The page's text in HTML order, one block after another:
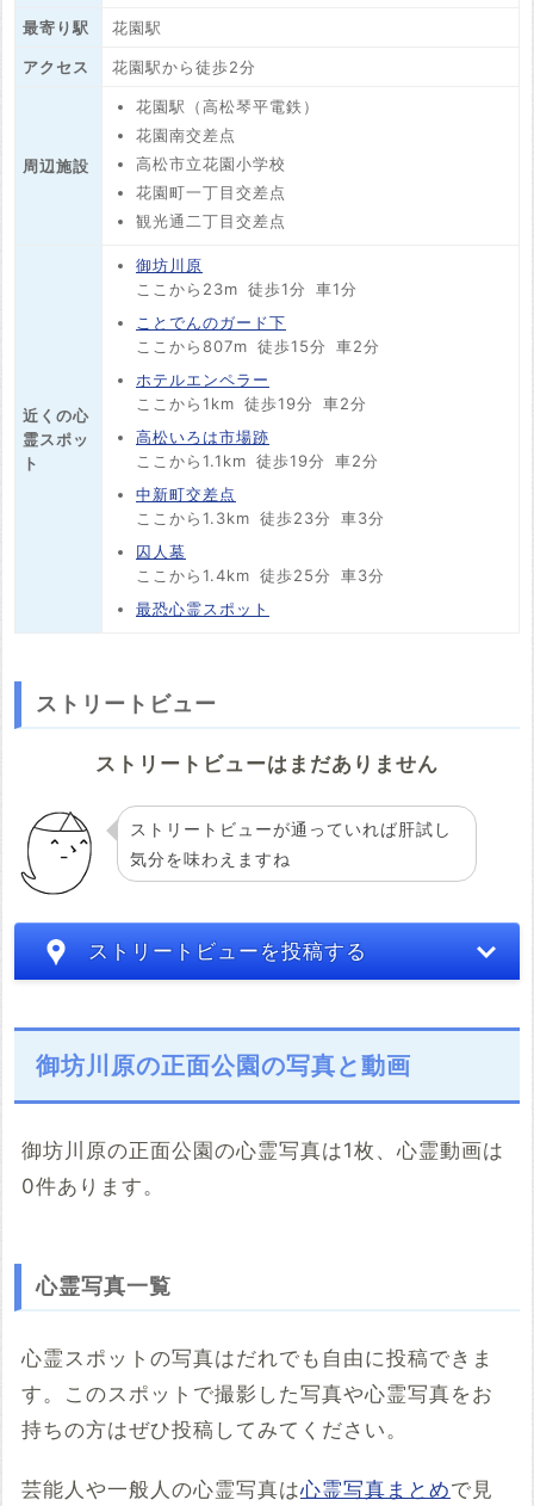
最寄り駅 花園駅
アクセス 花園駅から徒歩2分
周辺施設
花園駅（高松琴平電鉄）
花園南交差点
高松市立花園小学校
花園町一丁目交差点
観光通二丁目交差点
近くの心
霊スポッ
ト
御坊川原
ここから23m 徒歩1分
車1分
ことでんのガード下
ここから807m 徒歩15分
車2分
ホテルエンペラー
ここから1km 徒歩19分
車2分
高松いろは市場跡
ここから1.1km 徒歩19分
車2分
中新町交差点
ここから1.3km 徒歩23分
車3分
囚人墓
ここから1.4km 徒歩25分
車3分
最恐心霊スポット
ストリートビュー
ストリートビューはまだありません
ストリートビューが通っていれば肝試し
気分を味わえますね
ストリートビューを投稿する
※「共有HTML」はパソコンでしか取得できないようです
例：<iframe src="https://www.google.com/maps/embed?
pb=******" width="600" height="450" frameborder="0"
御坊川原の正面公園の写真と動画
御坊川原の正面公園の心霊写真は1枚、心霊動画は
0件あります。
心霊写真一覧
心霊スポットの写真はだれでも自由に投稿できま
す。このスポットで撮影した写真や心霊写真をお
持ちの方はぜひ投稿してみてください。
芸能人や一般人の心霊写真は心霊写真まとめで見